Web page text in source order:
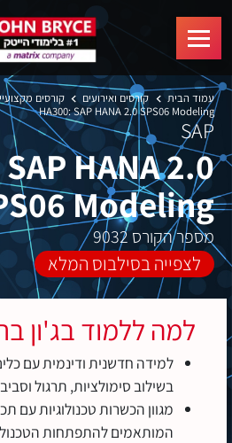
עמוד הבית קורסים ואירועים
קורסים
HA300: SAP HANA 2.0 SPS06 Modeling
SAP
HANA 2.0
Modeling
מספר הקורס 9032
לצפייה בסילבוס המלא
למה ללמוד בג'ון
למידה חדשנית ודינמית עם
בשילוב סימולציות, תרגול
מגוון הכשרות טכנולוגיות עם
המותאמים להתפתחות